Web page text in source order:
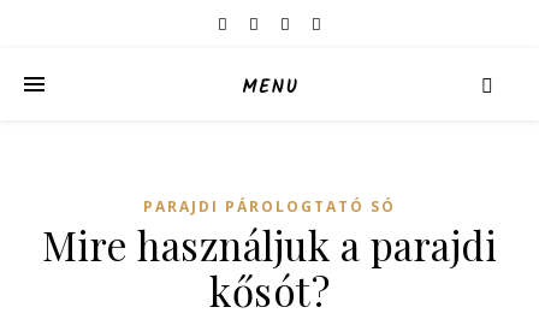
MENU
PARAJDI PÁROLOGTATÓ SÓ
Mire használjuk a parajdi
kősót?